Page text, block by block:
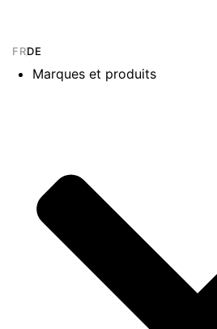
FRDE
Marques et produits